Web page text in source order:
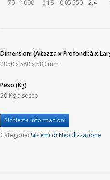
70 – 1000
0,18 – 0,05550 – 2,4
Dimensioni (Altezza x Profondità x
2050 x 580 x 580 mm
Peso (Kg)
50 Kg a secco
Richiesta Informazioni
Categoria: Sistemi di Nebulizzazione